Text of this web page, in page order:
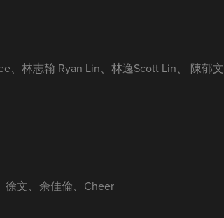
、林志翰 Ryan Lin、林逸Scott Lin、 陳郁文
徐文、余佳倫、Cheer